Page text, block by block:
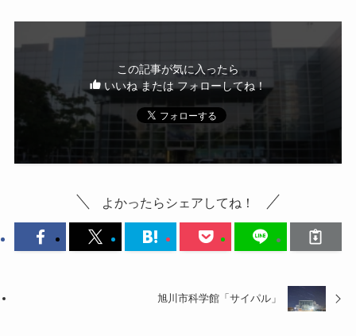
この記事が気に入ったら
いいね または フォローしてね！
よかったらシェアしてね！
旭川市科学館「サイパル」